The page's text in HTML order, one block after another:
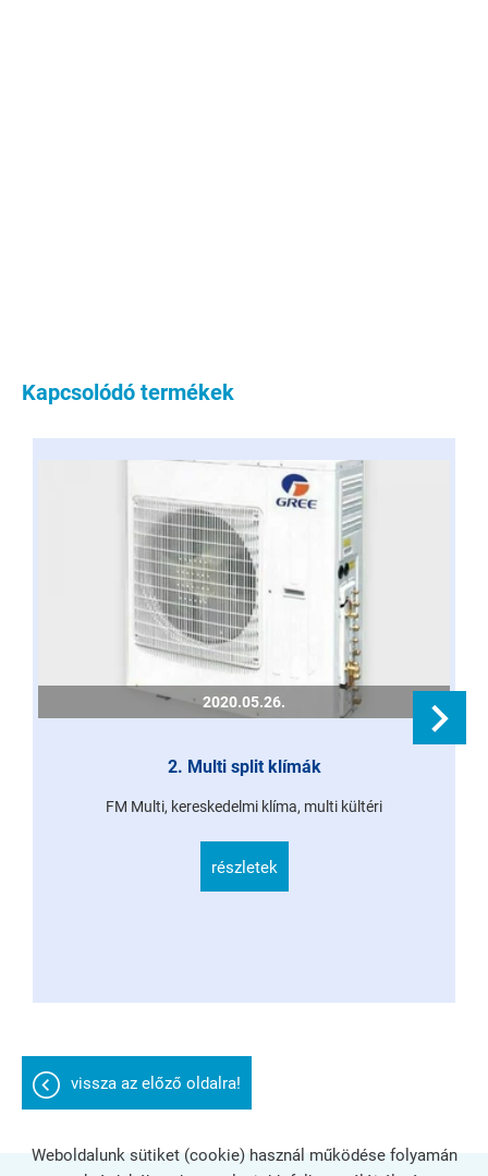
Kapcsolódó termékek
2020.05.26.
2. Multi split klímák
FM Multi, kereskedelmi klíma, multi kültéri
részletek
vissza az előző oldalra!
Weboldalunk sütiket (cookie) használ működése folyamán